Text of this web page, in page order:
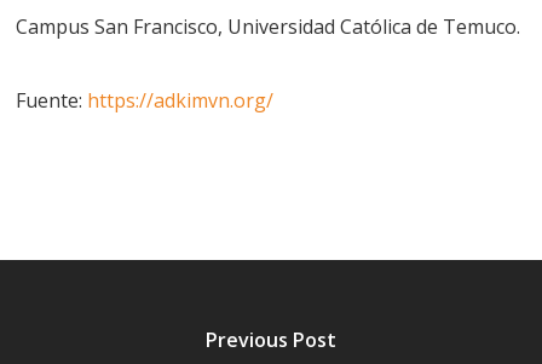
Campus San Francisco, Universidad Católica de Temuco.
Fuente: https://adkimvn.org/
Previous Post